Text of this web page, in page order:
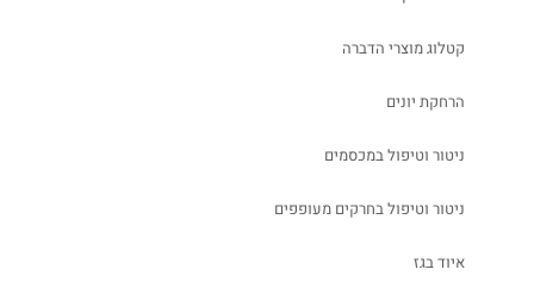
קטלוג מוצרי הדברה
הרחקת יונים
ניטור וטיפול במכסמים
ניטור וטיפול בחרקים מעופפים
איוד בגז